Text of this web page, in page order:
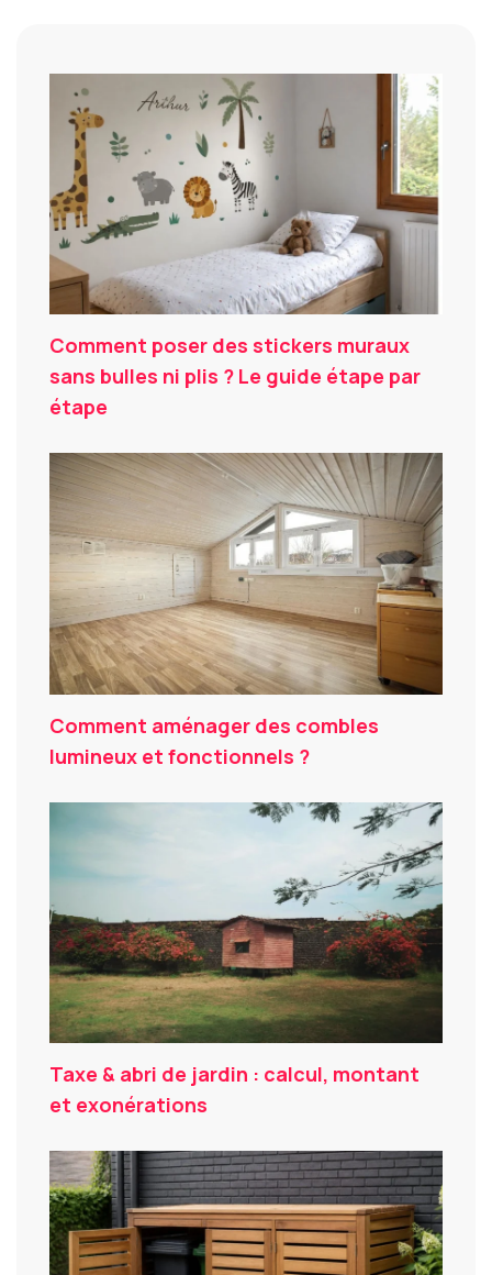
Comment poser des stickers muraux
sans bulles ni plis ? Le guide étape par
étape
Comment aménager des combles
lumineux et fonctionnels ?
Taxe & abri de jardin : calcul, montant
et exonérations